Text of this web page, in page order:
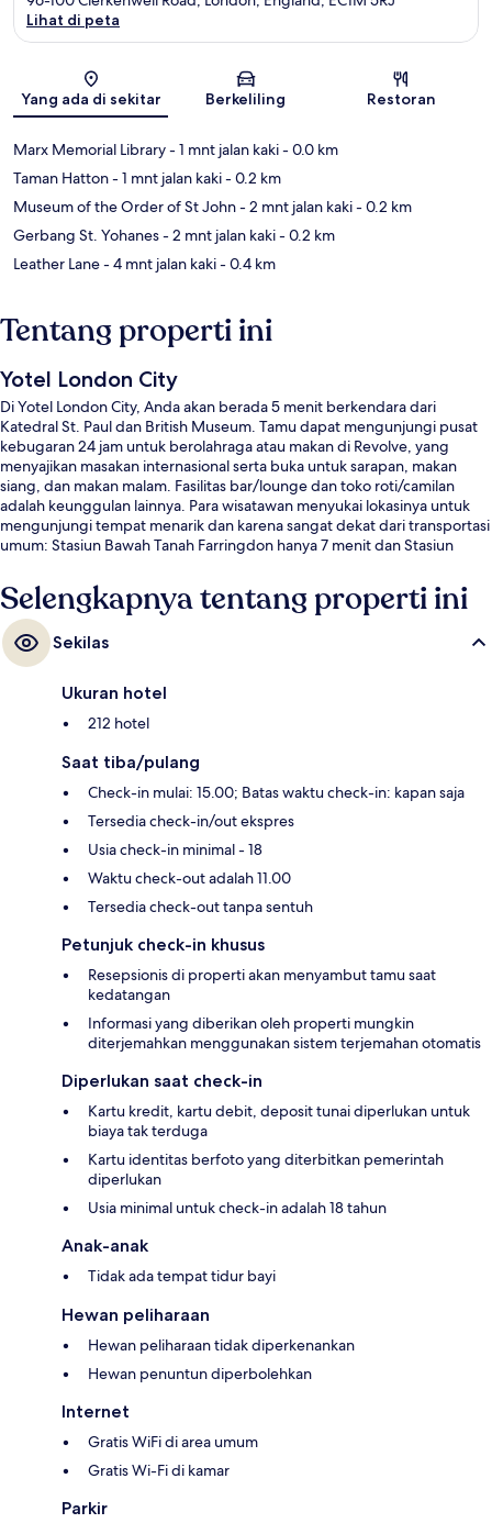
Peta
Lihat di peta
Yang ada di sekitar Berkeliling Restoran
Marx Memorial Library- 1 mnt jalan kaki- 0.0 km
Taman Hatton- 1 mnt jalan kaki- 0.2 km
Museum of the Order of St John- 2 mnt jalan kaki- 0.2 km
Gerbang St. Yohanes- 2 mnt jalan kaki- 0.2 km
Leather Lane- 4 mnt jalan kaki- 0.4 km
Tentang properti ini
Yotel London City
Di Yotel London City, Anda akan berada 5 menit berkendara dari
Katedral St. Paul dan British Museum. Tamu dapat mengunjungi pusat
kebugaran 24 jam untuk berolahraga atau makan di Revolve, yang
menyajikan masakan internasional serta buka untuk sarapan, makan
siang, dan makan malam. Fasilitas bar/lounge dan toko roti/camilan
adalah keunggulan lainnya. Para wisatawan menyukai lokasinya untuk
mengunjungi tempat menarik dan karena sangat dekat dari transportasi
umum: Stasiun Bawah Tanah Farringdon hanya 7 menit dan Stasiun
Selengkapnya tentang properti ini
Sekilas
Ukuran hotel
212 hotel
Saat tiba/pulang
Check-in mulai: 15.00; Batas waktu check-in: kapan saja
Tersedia check-in/out ekspres
Usia check-in minimal - 18
Waktu check-out adalah 11.00
Tersedia check-out tanpa sentuh
Petunjuk check-in khusus
Resepsionis di properti akan menyambut tamu saat
kedatangan
Informasi yang diberikan oleh properti mungkin
diterjemahkan menggunakan sistem terjemahan otomatis
Diperlukan saat check-in
Kartu kredit, kartu debit, deposit tunai diperlukan untuk
biaya tak terduga
Kartu identitas berfoto yang diterbitkan pemerintah
diperlukan
Usia minimal untuk check-in adalah 18 tahun
Anak-anak
Tidak ada tempat tidur bayi
Hewan peliharaan
Hewan peliharaan tidak diperkenankan
Hewan penuntun diperbolehkan
Internet
Gratis WiFi di area umum
Gratis Wi-Fi di kamar
Parkir